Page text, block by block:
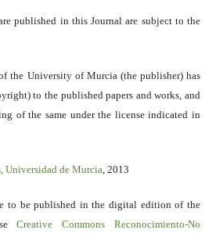
published in this Journal are subject to the
the University of Murcia (the publisher) has
to the published papers and works, and
of the same under the license indicated in
Universidad de Murcia, 2013
to be published in the digital edition of the
Creative Commons Reconocimiento-No